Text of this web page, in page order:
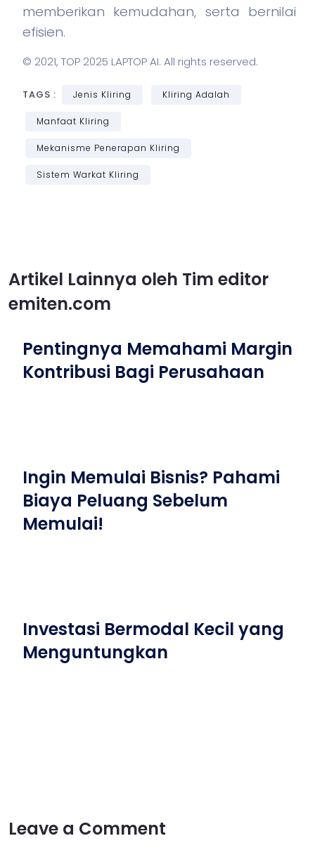
memberikan kemudahan, serta bernilai
efisien.
© 2021, TOP 2025 LAPTOP AI. All rights reserved.
TAGS : Jenis Kliring Kliring Adalah
Manfaat Kliring
Mekanisme Penerapan Kliring
Sistem Warkat Kliring
Artikel Lainnya oleh Tim editor
emiten.com
Pentingnya Memahami Margin
Kontribusi Bagi Perusahaan
Ingin Memulai Bisnis? Pahami
Biaya Peluang Sebelum
Memulai!
Investasi Bermodal Kecil yang
Menguntungkan
Leave a Comment